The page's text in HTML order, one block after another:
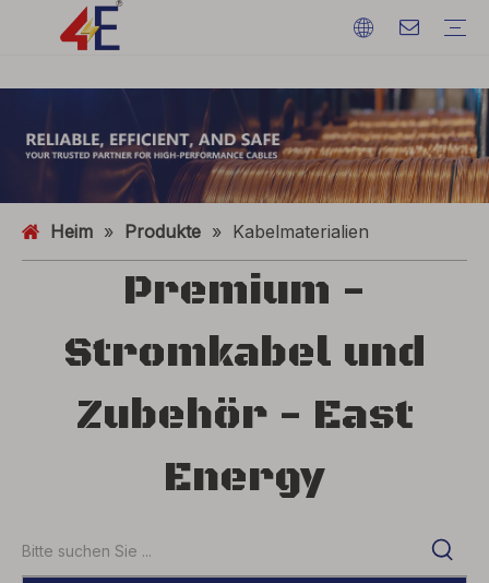
Heim » Produkte » Kabelmaterialien
Premium -
Stromkabel und
Zubehör - East
Energy